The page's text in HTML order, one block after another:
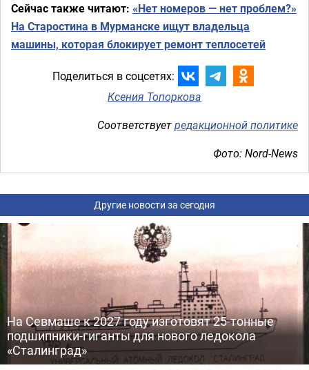
Сейчас также читают: «Нет номеров — нет проблем?»
На Старостина в Мурманске ищут владельца
машины, которая блокирует ремонт теплосетей
Поделиться в соцсетях:
Ксения Топоркова
Соответствуетредакционной политике
Фото: Nord-News
Другие новости за сегодня
На Севмаше к 2027 году изготовят 25-тонные
подшипники-гиганты для нового ледокола
«Сталинград»